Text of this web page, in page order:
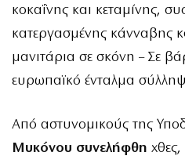
κοκαΐνης και κεταμίνης,
κατεργασμένης κάνναβης
μανιτάρια σε σκόνη – Σε
ευρωπαϊκό ένταλμα
Από αστυνομικούς της
Μυκόνου συνελήφθη